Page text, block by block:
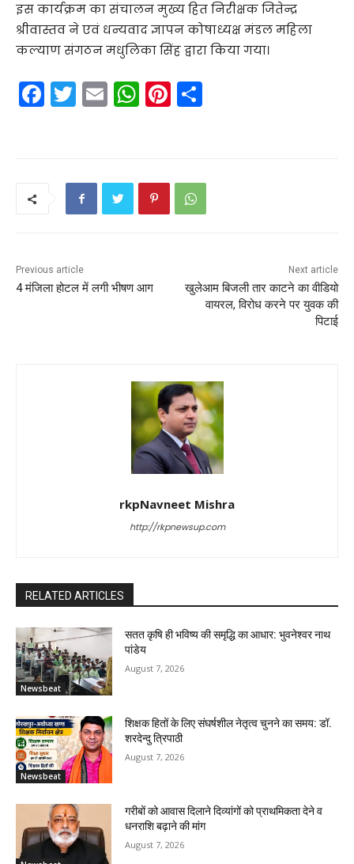
इस कार्यक्रम का संचालन मुख्य हित निरीक्षक जितेन्द्र
श्रीवास्तव ने एवं धन्यवाद ज्ञापन कोषाध्यक्ष मंडल महिला
कल्याण संगठन मधुलिका सिंह द्वारा किया गया।
F
a
k
T
w
E
m
W
h
A
p
Pi
nt
st
Previous article
4 मंजिला होटल में लगी भीषण आग
Next article
खुलेआम बिजली तार काटने का वीडियो
वायरल, विरोध करने पर युवक की
पिटाई
rkpNavneet Mishra
http://rkpnewsup.com
RELATED ARTICLES
Newsbeat
सतत कृषि ही भविष्य की समृद्धि का आधार: भुवनेश्वर नाथ
पांडेय
August 7, 2026
Newsbeat
शिक्षक हितों के लिए संघर्षशील नेतृत्व चुनने का समय: डॉ.
शरदेन्दु त्रिपाठी
August 7, 2026
गरीबों को आवास दिलाने दिव्यांगों को प्राथमिकता देने व
धनराशि बढ़ाने की मांग
August 7, 2026